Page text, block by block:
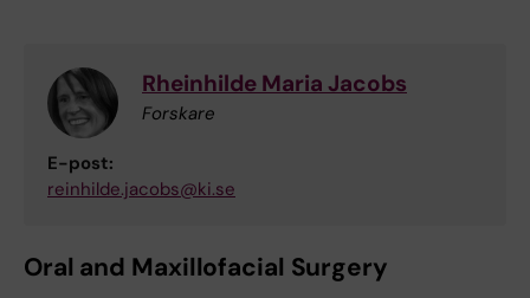
Rheinhilde Maria Jacobs
Forskare
E-post:
reinhilde.jacobs@ki.se
Oral and Maxillofacial Surgery